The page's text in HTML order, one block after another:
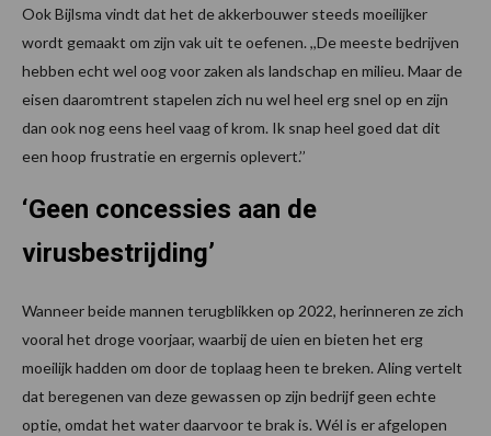
Ook Bijlsma vindt dat het de akkerbouwer steeds moeilijker
wordt gemaakt om zijn vak uit te oefenen. ,,De meeste bedrijven
hebben echt wel oog voor zaken als landschap en milieu. Maar de
eisen daaromtrent stapelen zich nu wel heel erg snel op en zijn
dan ook nog eens heel vaag of krom. Ik snap heel goed dat dit
een hoop frustratie en ergernis oplevert.’’
‘Geen concessies aan de
virusbestrijding’
Wanneer beide mannen terugblikken op 2022, herinneren ze zich
vooral het droge voorjaar, waarbij de uien en bieten het erg
moeilijk hadden om door de toplaag heen te breken. Aling vertelt
dat beregenen van deze gewassen op zijn bedrijf geen echte
optie, omdat het water daarvoor te brak is. Wél is er afgelopen